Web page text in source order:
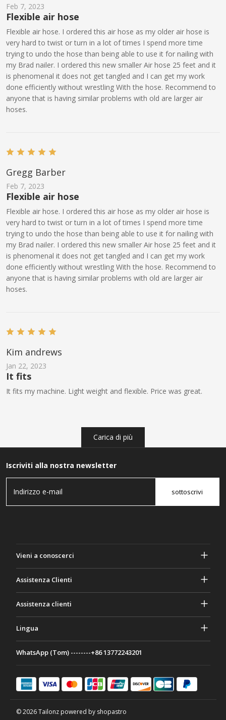
Feb 7, 2023
Flexible air hose
Flexible air hose. I ordered this air hose as my older air hose is
very hard to twist or turn in a lot of times I spend more time
trying to undo the hose than being able to use it for nailing with
my Brad nailer. I ordered this new smaller Air hose 25 feet and it
is phenomenal it does not get tangled and I can get my work
done efficiently without wrestling With the hose. Recommend to
anyone that is having similar problems with old are larger air
hoses.
Gregg Barber
Feb 7, 2023
Flexible air hose
Flexible air hose. I ordered this air hose as my older air hose is
very hard to twist or turn in a lot of times I spend more time
trying to undo the hose than being able to use it for nailing with
my Brad nailer. I ordered this new smaller Air hose 25 feet and it
is phenomenal it does not get tangled and I can get my work
done efficiently without wrestling With the hose. Recommend to
anyone that is having similar problems with old are larger air
hoses.
Kim andrews
Jan 22, 2023
It fits
It fits my machine. Light weight and flexible. Price was great.
Carica di più
Iscriviti alla nostra newsletter
sottoscrivi
Vieni a conoscerci
Termini e Condizioni
Assistenza Clienti
Contattaci
Assistenza clienti
Modalità di pagamento
Lingua
Français
日本語
WhatsApp (Tom) --------+86 13772243201
© 2026 Tailonz powered by shopastro